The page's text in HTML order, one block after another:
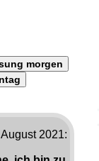
morgen
2021: